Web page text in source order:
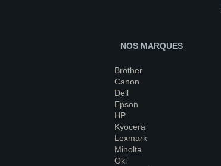
NOS MARQUES
Brother
Canon
Dell
Epson
HP
Kyocera
Lexmark
Minolta
Oki